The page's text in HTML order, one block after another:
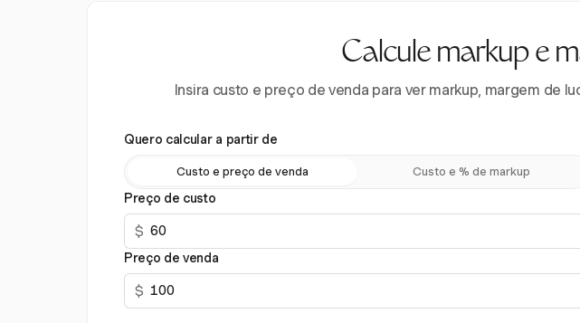
Calcule markup e
Insira custo e preço de venda para ver markup, margem de
Quero calcular a partir de
Custo e preço de venda Custo e % de markup
Preço de custo
$
Preço de venda
$